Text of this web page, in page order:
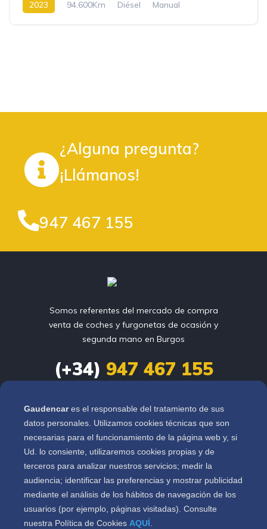
2023 94.600Km Diésel Manual
¿Alguna pregunta?
¡Llámanos!
947 467 155
Somos referentes del mercado de compra
venta de coches y furgonetas de ocasión y
segunda mano en Burgos
(+34) 947 467 155
Ctra. Logroño Km. 110
Pol. Sanzucar Nave D4
Burgos
Vehículos
Gaudencares el responsable del tratamiento de sus
datos personales. Utilizamos cookies técnicas que son
necesarias para el funcionamiento de la página web y, si
Ud. lo consiente, utilizaremos cookies propias y de
terceros para analizar nuestros servicios; medir la
audiencia; identificar las preferencias y mostrar publicidad
mediante el análisis de los hábitos de navegación de los
usuarios (por ejemplo, páginas visitadas). Consulte
nuestra Política de Cookies AQUÍ